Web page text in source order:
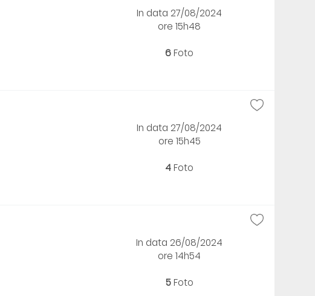
In data 27/08/2024
ore 15h48
6 Foto
In data 27/08/2024
ore 15h45
4 Foto
In data 26/08/2024
ore 14h54
5Foto